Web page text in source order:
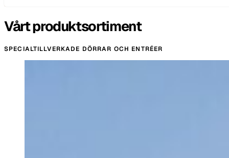
Vårt produktsortiment
SPECIALTILLVERKADE DÖRRAR OCH ENTRÉER